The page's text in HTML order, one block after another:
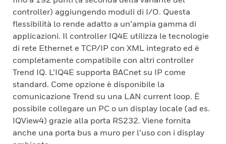
controller) aggiungendo moduli di I/O. Questa
flessibilità lo rende adatto a un’ampia gamma di
applicazioni. Il controller IQ4E utilizza le tecnologie
di rete Ethernet e TCP/IP con XML integrato ed è
completamente compatibile con altri controller
Trend IQ. L’IQ4E supporta BACnet su IP come
standard. Come opzione è disponibile la
comunicazione Trend su una LAN current loop. È
possibile collegare un PC o un display locale (ad es.
IQView4) grazie alla porta RS232. Viene fornita
anche una porta bus a muro per l’uso con i display